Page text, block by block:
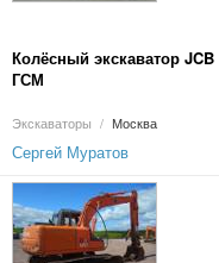
Колёсный экскаватор
ГСМ
Экскаваторы / Москва
Сергей Муратов